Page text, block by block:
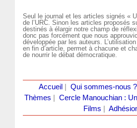
Seul le journal et les articles signés «
de l’URC. Sinon les articles proposés
destinés à élargir notre champ de
donc pas forcément que nous
développée par les auteurs.
en fin d’article, permet à chacune et
de nourrir le débat démocratique.
Accueil Qui sommes-nous ?
Thèmes
Cercle Manouchian :
Films